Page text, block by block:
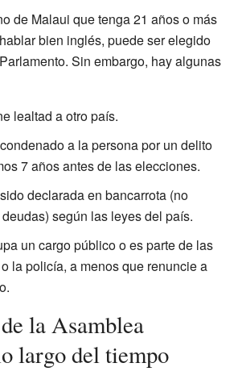
de Malaui que tenga 21 años o más
bien inglés, puede ser elegido
Sin embargo, hay algunas
lealtad a otro país.
a la persona por un delito
7 años antes de las elecciones.
declarada en bancarrota (no
según las leyes del país.
un cargo público o es parte de las
la policía, a menos que renuncie a
la Asamblea
largo del tiempo